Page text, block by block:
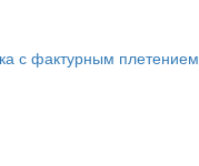
с фактурным плетением